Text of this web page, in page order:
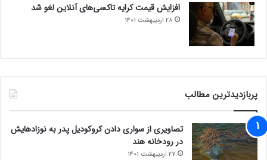
افزایش قیمت کرایه تاکسی‌های آنلاین لغو شد
28 اردیبهشت 1401
پربازدیدترین مطالب
تصاویری از سواری دادن کروکودیل پدر به نوزادهایش
در رودخانه هند
27 اردیبهشت 1401